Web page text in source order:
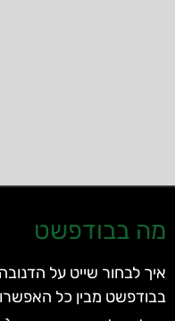
מה בבודפשט
איך לבחור שייט על הדנובה
בבודפשט מבין כל